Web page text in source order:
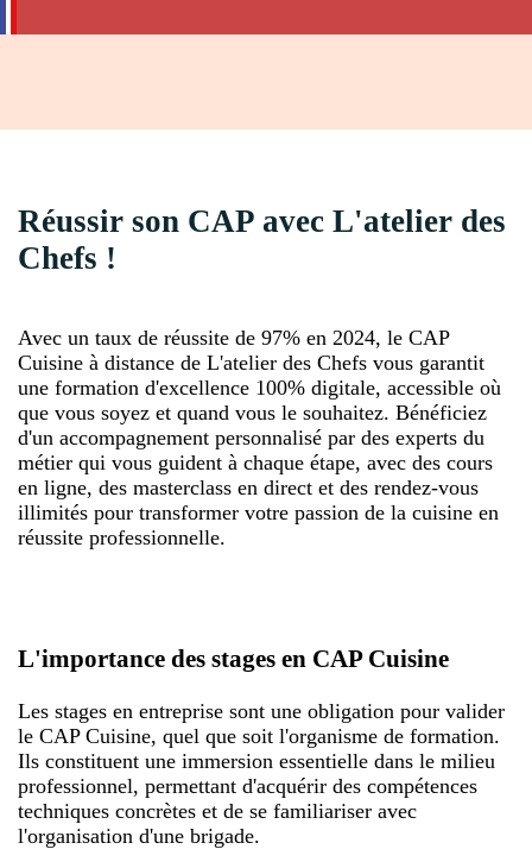
Réussir son CAP avec L'atelier des
Chefs !
Avec un taux de réussite de 97% en 2024, le CAP
Cuisine à distance de L'atelier des Chefs vous garantit
une formation d'excellence 100% digitale, accessible où
que vous soyez et quand vous le souhaitez. Bénéficiez
d'un accompagnement personnalisé par des experts du
métier qui vous guident à chaque étape, avec des cours
en ligne, des masterclass en direct et des rendez-vous
illimités pour transformer votre passion de la cuisine en
réussite professionnelle.
L'importance des stages en CAP Cuisine
Les stages en entreprise sont une obligation pour valider
le CAP Cuisine, quel que soit l'organisme de formation.
Ils constituent une immersion essentielle dans le milieu
professionnel, permettant d'acquérir des compétences
techniques concrètes et de se familiariser avec
l'organisation d'une brigade.